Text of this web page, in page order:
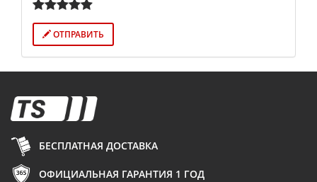
ОТПРАВИТЬ
БЕСПЛАТНАЯ ДОСТАВКА
ОФИЦИАЛЬНАЯ ГАРАНТИЯ 1 ГОД